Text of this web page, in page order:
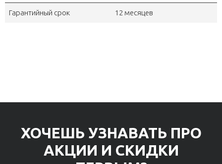
Гарантийный срок 12 месяцев
ХОЧЕШЬ УЗНАВАТЬ ПРО
АКЦИИ И СКИДКИ